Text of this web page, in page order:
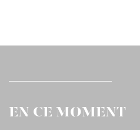
EN CE MOMENT